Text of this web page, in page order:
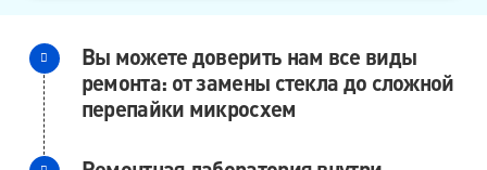
Вы можете доверить нам все виды
ремонта: от замены стекла до сложной
перепайки микросхем